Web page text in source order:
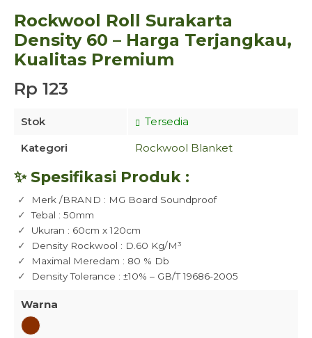
Rockwool Roll Surakarta
Density 60 – Harga Terjangkau,
Kualitas Premium
Rp 123
Stok
Tersedia
Kategori
Rockwool Blanket
✨ Spesifikasi Produk :
Merk /BRAND : MG Board Soundproof
Tebal : 50mm
Ukuran : 60cm x 120cm
Density Rockwool : D.60 Kg/M³
Maximal Meredam : 80 % Db
Density Tolerance : ±10% – GB/T 19686-2005
Warna